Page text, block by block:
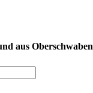
aus Oberschwaben